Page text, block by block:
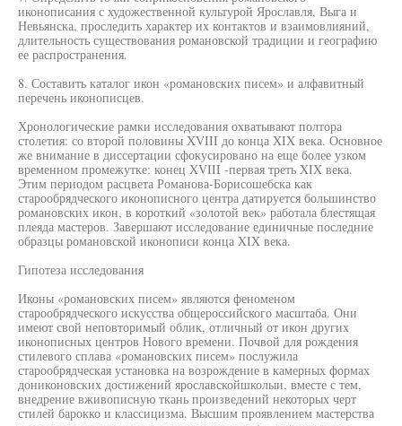
иконописания с художественной культурой Ярославля, Выга и
Невьянска, проследить характер их контактов и взаимовлияний,
длительность существования романовской традиции и географию
ее распространения.
8. Составить каталог икон «романовских писем» и алфавитный
перечень иконописцев.
Хронологические рамки исследования охватывают полтора
столетия: со второй половины XVIII до конца XIX века. Основное
же внимание в диссертации сфокусировано на еще более узком
временном промежутке: конец XVIII -первая треть XIX века.
Этим периодом расцвета Романова-Борисошебска как
старообрядческого иконописного центра датируется большинство
романовских икон, в короткий «золотой век» работала блестящая
плеяда мастеров. Завершают исследование единичные последние
образцы романовской иконописи конца XIX века.
Гипотеза исследования
Иконы «романовских писем» являются феноменом
старообрядческого искусства общероссийского масштаба. Они
имеют свой неповторимый облик, отличный от икон других
иконописных центров Нового времени. Почвой для рождения
стилевого сплава «романовских писем» послужила
старообрядческая установка на возрождение в камерных формах
дониконовских достижений ярославскойшколыи, вместе с тем,
внедрение вживописную ткань произведений некоторых черт
стилей барокко и классицизма. Высшим проявлением мастерства